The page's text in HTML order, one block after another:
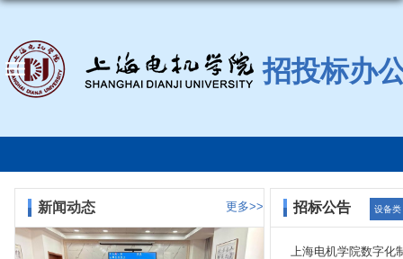
招投标办
新闻动态 更多>> 招标公告 设备类
上海电机学院数字化